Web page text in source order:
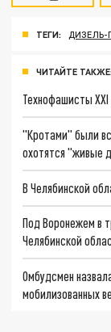
ТЕГИ: ДИЗЕЛЬ-
ЧИТАЙТЕ
Технофашисты XXI
"Кротами" были
охотятся "живые
В Челябинской
Под Воронежем в
Челябинской
Омбудсмен
мобилизованных